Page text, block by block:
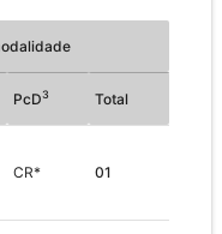
PcD3 Total
CR* 01